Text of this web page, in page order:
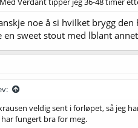
noe å si hvilket brygg
en sweet stout med lblant
veldig sent i forløpet, så jeg
fungert bra for meg.